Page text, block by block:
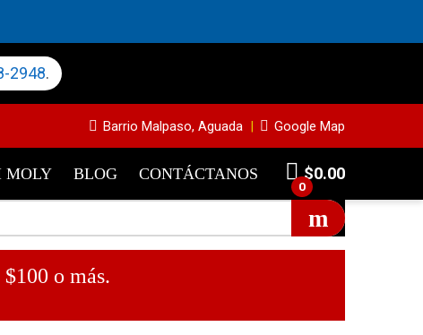
2948.
Barrio Malpaso, Aguada Google Map
MOLY BLOG CONTÁCTANOS
0
$0.00
o más.